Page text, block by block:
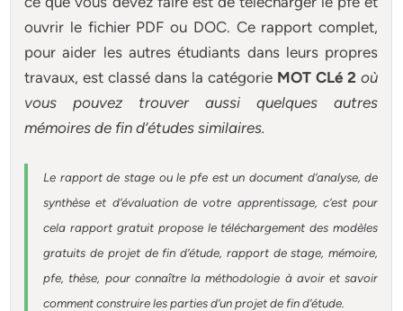
ouvrir le fichier PDF ou DOC. Ce rapport complet,
pour aider les autres étudiants dans leurs propres
travaux, est classé dans la catégorie MOT CLé 2où
vous pouvez trouver aussi quelques autres
mémoiresde fin d’études similaires.
Le rapport de stage ou le pfe est un document d’analyse, de
synthèse et d’évaluation de votre apprentissage, c’est pour
cela rapport gratuit propose le téléchargement des modèles
gratuits de projet de fin d’étude, rapport de stage, mémoire,
pfe, thèse, pour connaître la méthodologie à avoir et savoir
comment construire les parties d’un projet de fin d’étude